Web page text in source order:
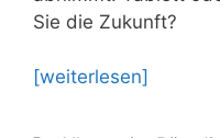
Sie die Zukunft?
[weiterlesen]